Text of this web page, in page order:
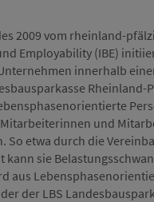
2009 vom rheinland-
Employability (IBE)
innerhalb
und
So etwa durch die
sie
aus
der LBS